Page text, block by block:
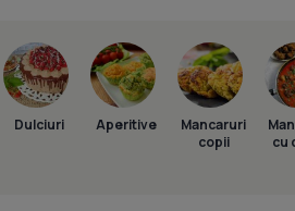
Dulciuri Aperitive
Mancaruri
copii
cu